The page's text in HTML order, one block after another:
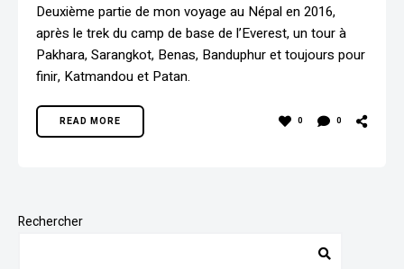
Deuxième partie de mon voyage au Népal en 2016,
après le trek du camp de base de l’Everest, un tour à
Pakhara, Sarangkot, Benas, Banduphur et toujours pour
finir, Katmandou et Patan.
READ MORE 0 0
Rechercher